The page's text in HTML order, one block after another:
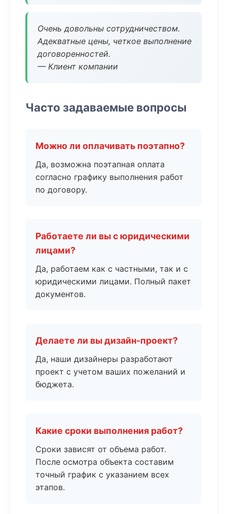
Очень довольны сотрудничеством.
Адекватные цены, четкое выполнение
договоренностей.
— Клиент компании
Часто задаваемые вопросы
Можно ли оплачивать поэтапно?
Да, возможна поэтапная оплата
согласно графику выполнения работ
по договору.
Работаете ли вы с юридическими
лицами?
Да, работаем как с частными, так и с
юридическими лицами. Полный пакет
документов.
Делаете ли вы дизайн-проект?
Да, наши дизайнеры разработают
проект с учетом ваших пожеланий и
бюджета.
Какие сроки выполнения работ?
Сроки зависят от объема работ.
После осмотра объекта составим
точный график с указанием всех
этапов.